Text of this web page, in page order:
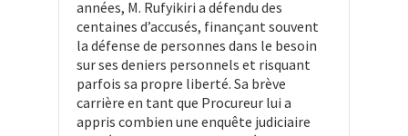
années, M. Rufyikiri a défendu des
centaines d’accusés, finançant souvent
la défense de personnes dans le besoin
sur ses deniers personnels et risquant
parfois sa propre liberté. Sa brève
carrière en tant que Procureur lui a
appris combien une enquête judiciaire